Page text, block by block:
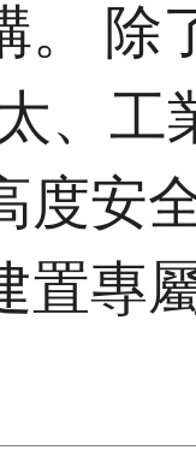
。 除
、工
度安
置專